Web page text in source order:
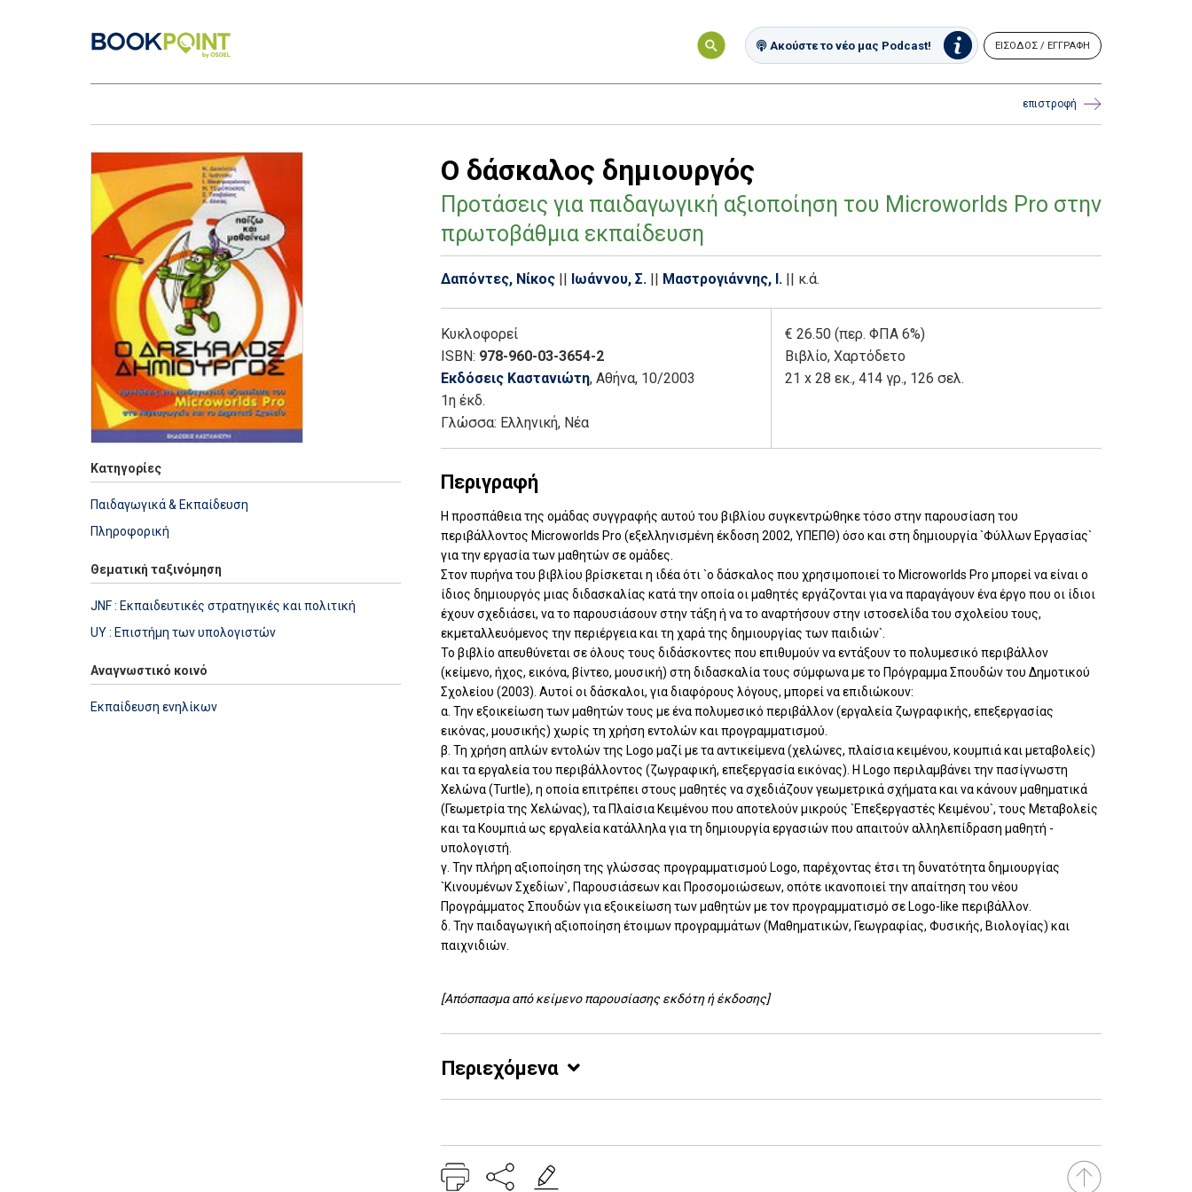
Ακούστε το νέο μας Podcast! ΕΙΣΟΔΟΣ / ΕΓΓΡΑΦΗ
επιστροφή
Κατηγορίες
Παιδαγωγικά & Εκπαίδευση
Πληροφορική
Θεματική ταξινόμηση
JNF : Εκπαιδευτικές στρατηγικές και πολιτική
UY : Επιστήμη των υπολογιστών
Αναγνωστικό κοινό
Εκπαίδευση ενηλίκων
Ο δάσκαλος δημιουργός
Προτάσεις για παιδαγωγική αξιοποίηση του Microworlds Pro στην
πρωτοβάθμια εκπαίδευση
Δαπόντες, Νίκος || Ιωάννου, Σ. || Μαστρογιάννης, Ι. || κ.ά.
Κυκλοφορεί
ISBN: 978-960-03-3654-2
Εκδόσεις Καστανιώτη, Αθήνα, 10/2003
1η έκδ.
Γλώσσα: Ελληνική, Νέα
€ 26.50 (περ. ΦΠΑ 6%)
Βιβλίο, Χαρτόδετο
21 x 28 εκ., 414 γρ., 126 σελ.
Περιγραφή
Η προσπάθεια της ομάδας συγγραφής αυτού του βιβλίου συγκεντρώθηκε τόσο στην παρουσίαση του
περιβάλλοντος Microworlds Pro (εξελληνισμένη έκδοση 2002, ΥΠΕΠΘ) όσο και στη δημιουργία `Φύλλων Εργασίας`
για την εργασία των μαθητών σε ομάδες.
Στον πυρήνα του βιβλίου βρίσκεται η ιδέα ότι `ο δάσκαλος που χρησιμοποιεί το Microworlds Pro μπορεί να είναι ο
ίδιος δημιουργός μιας διδασκαλίας κατά την οποία οι μαθητές εργάζονται για να παραγάγουν ένα έργο που οι ίδιοι
έχουν σχεδιάσει, να το παρουσιάσουν στην τάξη ή να το αναρτήσουν στην ιστοσελίδα του σχολείου τους,
εκμεταλλευόμενος την περιέργεια και τη χαρά της δημιουργίας των παιδιών`.
Το βιβλίο απευθύνεται σε όλους τους διδάσκοντες που επιθυμούν να εντάξουν το πολυμεσικό περιβάλλον
(κείμενο, ήχος, εικόνα, βίντεο, μουσική) στη διδασκαλία τους σύμφωνα με το Πρόγραμμα Σπουδών του Δημοτικού
Σχολείου (2003). Αυτοί οι δάσκαλοι, για διαφόρους λόγους, μπορεί να επιδιώκουν:
α. Την εξοικείωση των μαθητών τους με ένα πολυμεσικό περιβάλλον (εργαλεία ζωγραφικής, επεξεργασίας
εικόνας, μουσικής) χωρίς τη χρήση εντολών και προγραμματισμού.
β. Τη χρήση απλών εντολών της Logo μαζί με τα αντικείμενα (χελώνες, πλαίσια κειμένου, κουμπιά και μεταβολείς)
και τα εργαλεία του περιβάλλοντος (ζωγραφική, επεξεργασία εικόνας). Η Logo περιλαμβάνει την πασίγνωστη
Χελώνα (Turtle), η οποία επιτρέπει στους μαθητές να σχεδιάζουν γεωμετρικά σχήματα και να κάνουν μαθηματικά
(Γεωμετρία της Χελώνας), τα Πλαίσια Κειμένου που αποτελούν μικρούς `Επεξεργαστές Κειμένου`, τους Μεταβολείς
και τα Κουμπιά ως εργαλεία κατάλληλα για τη δημιουργία εργασιών που απαιτούν αλληλεπίδραση μαθητή -
υπολογιστή.
γ. Την πλήρη αξιοποίηση της γλώσσας προγραμματισμού Logo, παρέχοντας έτσι τη δυνατότητα δημιουργίας
`Κινουμένων Σχεδίων`, Παρουσιάσεων και Προσομοιώσεων, οπότε ικανοποιεί την απαίτηση του νέου
Προγράμματος Σπουδών για εξοικείωση των μαθητών με τον προγραμματισμό σε Logo-like περιβάλλον.
δ. Την παιδαγωγική αξιοποίηση έτοιμων προγραμμάτων (Μαθηματικών, Γεωγραφίας, Φυσικής, Βιολογίας) και
παιχνιδιών.
[Απόσπασμα από κείμενο παρουσίασης εκδότη ή έκδοσης]
Περιεχόμενα